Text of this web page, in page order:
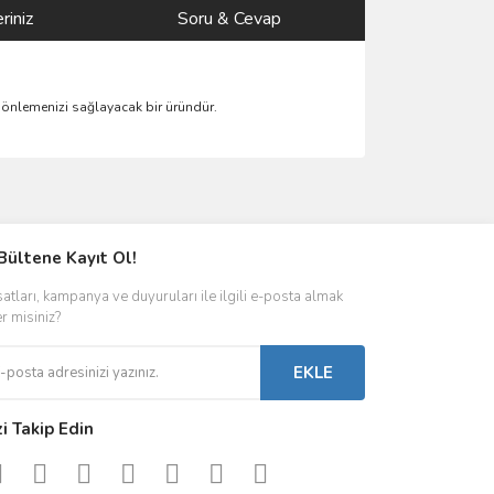
Soru & Cevap
sağlayacak bir üründür.
Kayıt Ol!
kampanya ve duyuruları ile ilgili e-posta almak
misiniz?
EKLE
Takip Edin